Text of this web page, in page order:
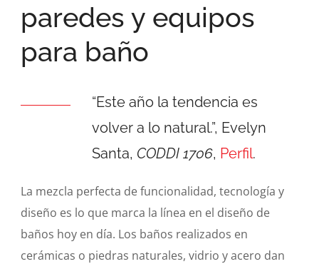
paredes y equipos
para baño
“Este año la tendencia es
volver a lo natural.”, Evelyn
Santa, CODDI 1706, Perfil.
La mezcla perfecta de funcionalidad, tecnología y
diseño es lo que marca la línea en el diseño de
baños hoy en día. Los baños realizados en
cerámicas o piedras naturales, vidrio y acero dan